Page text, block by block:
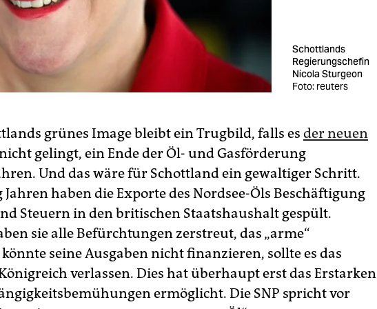
Schottlands
Regierungschefin
Nicola Sturgeon
Foto: reuters
grünes Image bleibt ein Trugbild, falls es der neuen
gelingt, ein Ende der Öl- und Gasförderung
Und das wäre für Schottland ein gewaltiger Schritt.
haben die Exporte des Nordsee-Öls Beschäftigung
Steuern in den britischen Staatshaushalt gespült.
sie alle Befürchtungen zerstreut, das „arme“
seine Ausgaben nicht finanzieren, sollte es das
verlassen. Dies hat überhaupt erst das Erstarken
ermöglicht. Die SNP spricht vor